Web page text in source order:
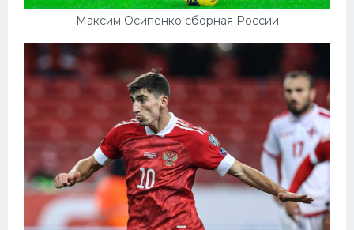
Максим Осипенко сборная России